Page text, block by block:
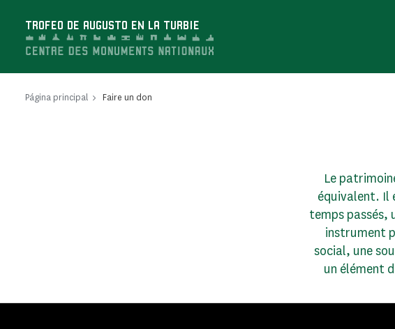
TROFEO DE AUGUSTO EN LA TURBIE
Página principal Faire un don
Le
équivalent. Il
temps passés,
instrument
social, une
un élément